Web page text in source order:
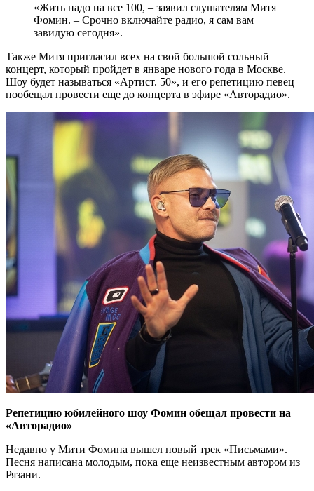
«Жить надо на все 100, – заявил слушателям Митя
Фомин. – Срочно включайте радио, я сам вам
завидую сегодня».
Также Митя пригласил всех на свой большой сольный
концерт, который пройдет в январе нового года в Москве.
Шоу будет называться «Артист. 50», и его репетицию певец
пообещал провести еще до концерта в эфире «Авторадио».
Репетицию юбилейного шоу Фомин обещал провести на
«Авторадио»
Недавно у Мити Фомина вышел новый трек «Письмами».
Песня написана молодым, пока еще неизвестным автором из
Рязани.